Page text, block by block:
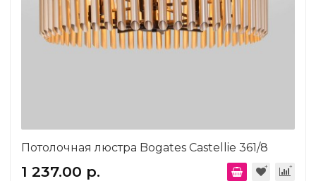
Потолочная люстра Bogates Castellie 361/8
1 237.00 р.